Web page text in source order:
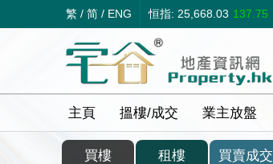
繁 / 简 / ENG 恒指: 25,668.03 137.75
主頁 搵樓/成交 業主放盤
買樓 租樓 買賣成交